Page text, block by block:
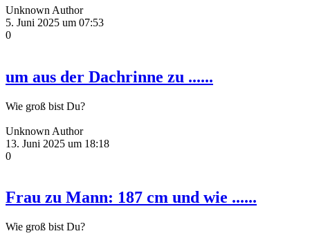
Unknown Author
5. Juni 2025 um 07:53
0
um aus der Dachrinne zu ......
Wie groß bist Du?
Unknown Author
13. Juni 2025 um 18:18
0
Frau zu Mann: 187 cm und wie ......
Wie groß bist Du?